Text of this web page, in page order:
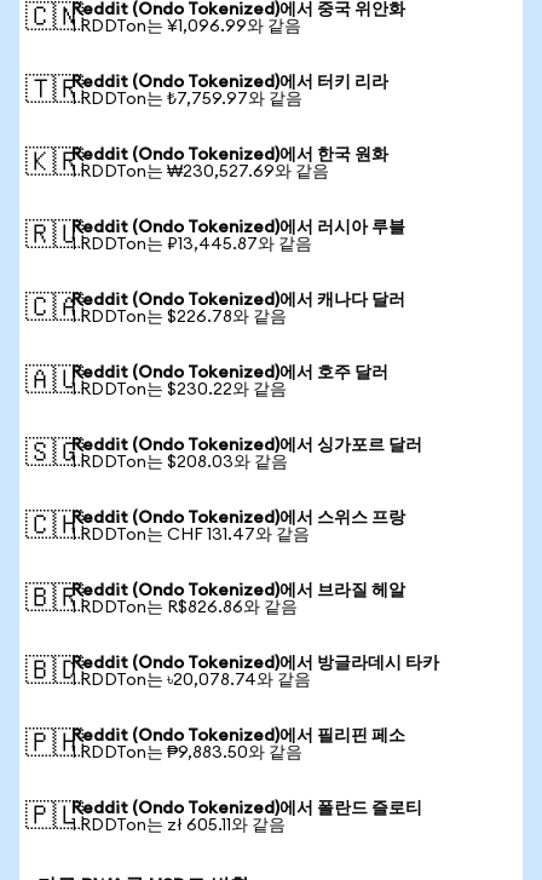
🇨🇳Reddit (Ondo Tokenized)에서 중국 위안화
1 RDDTon는 ¥1,096.99와 같음
🇹🇷Reddit (Ondo Tokenized)에서 터키 리라
1 RDDTon는 ₺7,759.97와 같음
🇰🇷Reddit (Ondo Tokenized)에서 한국 원화
1 RDDTon는 ₩230,527.69와 같음
🇷🇺Reddit (Ondo Tokenized)에서 러시아 루블
1 RDDTon는 ₽13,445.87와 같음
🇨🇦Reddit (Ondo Tokenized)에서 캐나다 달러
1 RDDTon는 $226.78와 같음
🇦🇺Reddit (Ondo Tokenized)에서 호주 달러
1 RDDTon는 $230.22와 같음
🇸🇬Reddit (Ondo Tokenized)에서 싱가포르 달러
1 RDDTon는 $208.03와 같음
🇨🇭Reddit (Ondo Tokenized)에서 스위스 프랑
1 RDDTon는 CHF 131.47와 같음
🇧🇷Reddit (Ondo Tokenized)에서 브라질 헤알
1 RDDTon는 R$826.86와 같음
🇧🇩Reddit (Ondo Tokenized)에서 방글라데시 타카
1 RDDTon는 ৳20,078.74와 같음
🇵🇭Reddit (Ondo Tokenized)에서 필리핀 페소
1 RDDTon는 ₱9,883.50와 같음
🇵🇱Reddit (Ondo Tokenized)에서 폴란드 즐로티
1 RDDTon는 zł 605.11와 같음